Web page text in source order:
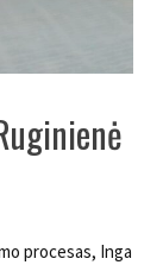
procesas, Inga